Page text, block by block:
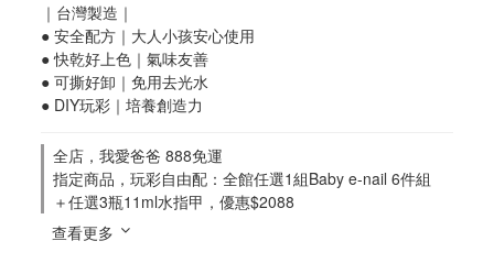
｜台灣製造｜
● 安全配方｜大人小孩安心使用
● 快乾好上色｜氣味友善
● 可撕好卸｜免用去光水
● DIY玩彩｜培養創造力
全店，我愛爸爸 888免運
指定商品，玩彩自由配：全館任選1組Baby e-nail 6件組
＋任選3瓶11ml水指甲，優惠$2088
查看更多